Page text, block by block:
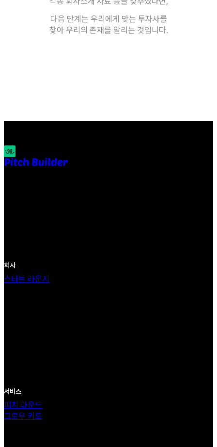
다음 단계는 우리에게 맞는 투자사를
찾아 우리의 존재를 알리는 것입니다.
회사
스타트 라운지
서비스
피치 마운드
그로우 키드